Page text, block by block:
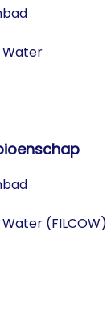
(FILCOW)